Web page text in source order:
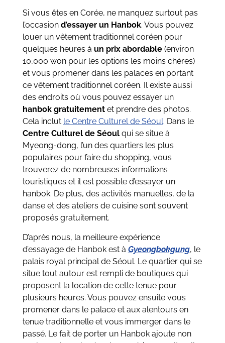
Si vous êtes en Corée, ne manquez surtout pas
l’occasion d’essayer un Hanbok. Vous pouvez
louer un vêtement traditionnel coréen pour
quelques heures à un prix abordable(environ
10,000 won pour les options les moins chères)
et vous promener dans les palaces en portant
ce vêtement traditionnel coréen. Il existe aussi
des endroits où vous pouvez essayer un
hanbok gratuitementet prendre des photos.
Cela inclut le Centre Culturel de Séoul. Dans le
Centre Culturel de Séoulqui se situe à
Myeong-dong, l’un des quartiers les plus
populaires pour faire du shopping, vous
trouverez de nombreuses informations
touristiques et il est possible d’essayer un
hanbok. De plus, des activités manuelles, de la
danse et des ateliers de cuisine sont souvent
proposés gratuitement.
D’après nous, la meilleure expérience
d’essayage de Hanbok est à Gyeongbokgung, le
palais royal principal de Séoul. Le quartier qui se
situe tout autour est rempli de boutiques qui
proposent la location de cette tenue pour
plusieurs heures. Vous pouvez ensuite vous
promener dans le palace et aux alentours en
tenue traditionnelle et vous immerger dans le
passé. Le fait de porter un Hanbok ajoute non